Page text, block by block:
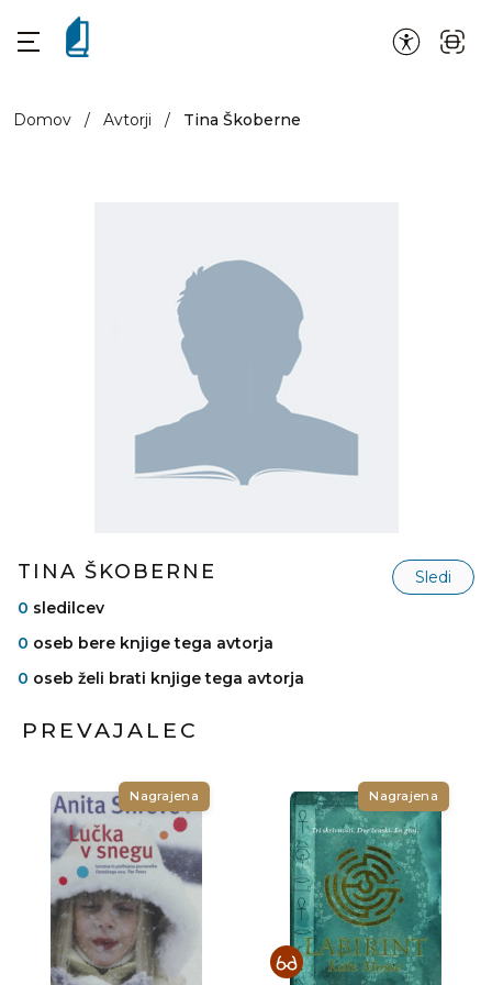
Domov / Avtorji / Tina Škoberne
TINA ŠKOBERNE
Sledi
0 sledilcev
0 oseb bere knjige tega avtorja
0 oseb želi brati knjige tega avtorja
PREVAJALEC
Nagrajena Nagrajena